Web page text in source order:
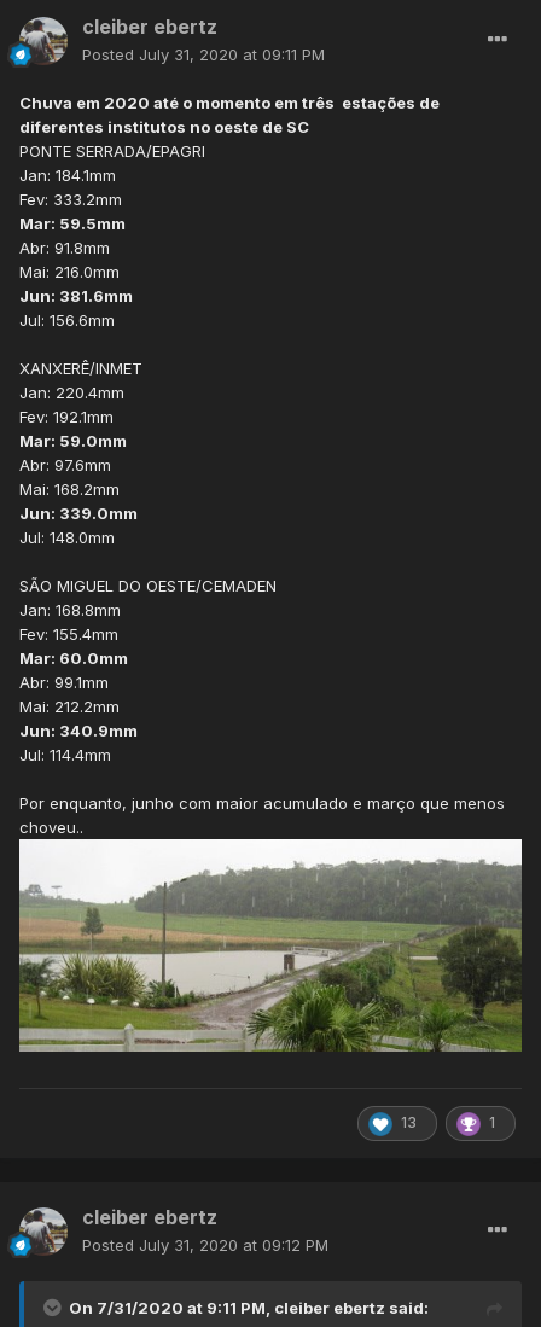
cleiber ebertz
Posted July 31, 2020 at 09:11 PM
Chuva em 2020 até o momento em três estações de
diferentes institutos no oeste de SC
PONTE SERRADA/EPAGRI
Jan: 184.1mm
Fev: 333.2mm
Mar: 59.5mm
Abr: 91.8mm
Mai: 216.0mm
Jun: 381.6mm
Jul: 156.6mm
XANXERÊ/INMET
Jan: 220.4mm
Fev: 192.1mm
Mar: 59.0mm
Abr: 97.6mm
Mai: 168.2mm
Jun: 339.0mm
Jul: 148.0mm
SÃO MIGUEL DO OESTE/CEMADEN
Jan: 168.8mm
Fev: 155.4mm
Mar: 60.0mm
Abr: 99.1mm
Mai: 212.2mm
Jun: 340.9mm
Jul: 114.4mm
Por enquanto, junho com maior acumulado e março que menos
choveu..
13 1
cleiber ebertz
Posted July 31, 2020 at 09:12 PM
On 7/31/2020 at 9:11 PM, cleiber ebertz said: